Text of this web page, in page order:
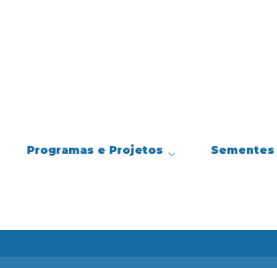
Programas e Projetos Sementes